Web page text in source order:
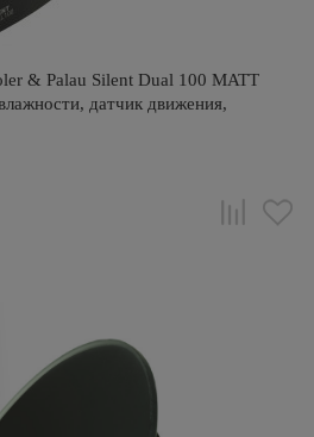
& Palau Silent Dual 100 MATT
датчик движения,